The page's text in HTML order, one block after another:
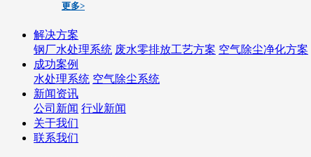
更多>
解决方案
钢厂水处理系统 废水零排放工艺方案 空气除尘净化方案
成功案例
水处理系统 空气除尘系统
新闻资讯
公司新闻 行业新闻
关于我们
联系我们